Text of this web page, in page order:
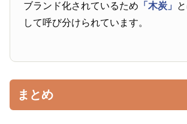
ブランド化されているため 「木炭」
して呼び分けられています。
まとめ